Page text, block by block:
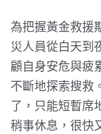
為把握黃金救援
災人員從白天到
顧自身安危與疲
不斷地探索搜救
了，只能短暫席
稍事休息，很快